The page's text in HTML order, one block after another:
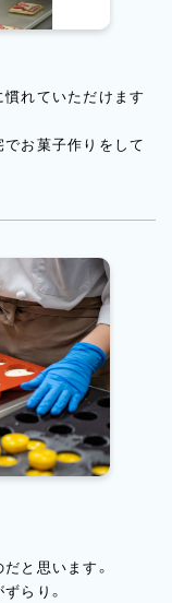
れていただけます
お菓子作りをして
と思います。
らり。